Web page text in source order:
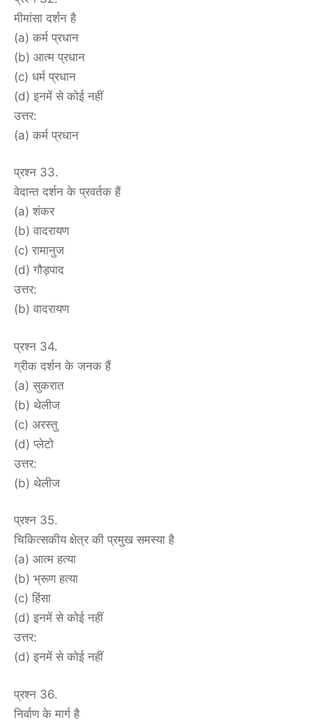
मीमांसा दर्शन है
(a) कर्म प्रधान
(b) आत्म प्रधान
(c) धर्म प्रधान
(d) इनमें से कोई नहीं
उत्तर:
(a) कर्म प्रधान
प्रश्न 33.
वेदान्त दर्शन के प्रवर्तक हैं
(a) शंकर
(b) वादरायण
(c) रामानुज
(d) गौड़पाद
उत्तर:
(b) वादरायण
प्रश्न 34.
ग्रीक दर्शन के जनक हैं
(a) सुकरात
(b) थेलीज
(c) अरस्तु
(d) प्लेटो
उत्तर:
(b) थेलीज
प्रश्न 35.
चिकित्सकीय क्षेत्र की प्रमुख समस्या है
(a) आत्म हत्या
(b) भ्रूण हत्या
(c) हिंसा
(d) इनमें से कोई नहीं
उत्तर:
(d) इनमें से कोई नहीं
प्रश्न 36.
निर्वाण के मार्ग है